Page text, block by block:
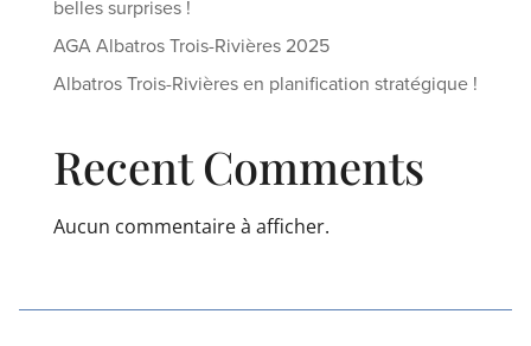
belles surprises !
AGA Albatros Trois-Rivières 2025
Albatros Trois-Rivières en planification stratégique !
Recent Comments
Aucun commentaire à afficher.